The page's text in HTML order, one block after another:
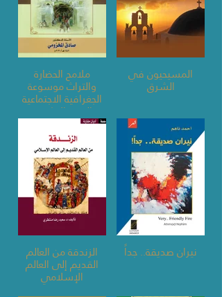
ملامح الحضارة
والتراث موسوعة
الجغرافية الاجتماعية
النجف الاشرف
المسيحيون في
الشرق
الزندقة من العالم
القديم إلى العالم
الإسلامي
نيران صديقة.. جداً